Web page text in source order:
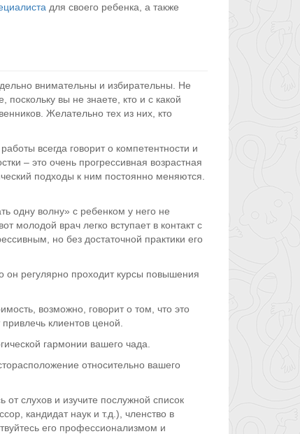
для своего ребенка, а также
внимательны и избирательны. Не
поскольку вы не знаете, кто и с какой
Желательно тех из них, кто
всегда говорит о компетентности и
– это очень прогрессивная возрастная
подходы к ним постоянно меняются.
одну волну» с ребенком у него не
молодой врач легко вступает в контакт с
но без достаточной практики его
он регулярно проходит курсы повышения
возможно, говорит о том, что это
клиентов ценой.
гармонии вашего чада.
относительно вашего
слухов и изучите послужной список
кандидат наук и т.д.), членство в
его профессионализмом и